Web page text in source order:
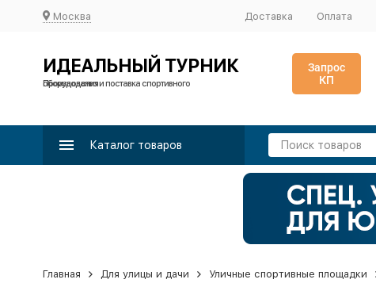
Москва Доставка Оплата
ИДЕАЛЬНЫЙ ТУРНИК
Производство и поставка спортивного оборудования
Запрос
КП
Каталог товаров
Главная Для улицы и дачи Уличные спортивные площадки